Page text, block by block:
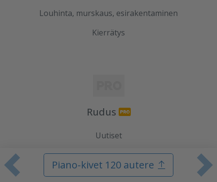
Piano-kivet 120 autere
Louhinta, murskaus, esirakentaminen
Kierrätys
Rudus
Uutiset
Referenssit
Tilaa uutiskirje